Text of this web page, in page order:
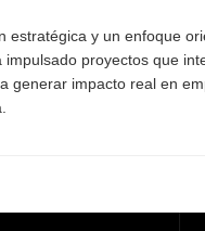
estratégica y un enfoque
impulsado proyectos que
generar impacto real en